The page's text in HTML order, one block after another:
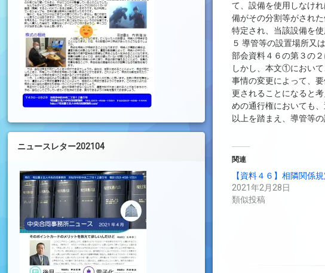
て、設備を使用しなけ
備がその分割等がされ
特定され、当該設備を
５ 導管等の設置場所又
部会資料４６の第３の
しかし、本文①において
事情の変更によって、
更されることになると
めの通行権においても
以上を踏まえ、導管等
関連
【資料４６】相隣関係
2021年2月28日
類似投稿
ニュースレター202104